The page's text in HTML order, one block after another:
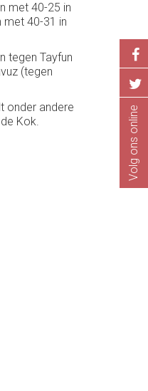
met 40-25 in
met 40-31 in
tegen Tayfun
(tegen
onder andere
Kok.
Volg ons online